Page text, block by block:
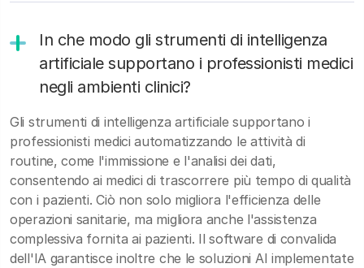
In che modo gli strumenti di intelligenza
artificiale supportano i professionisti medici
negli ambienti clinici?
Gli strumenti di intelligenza artificiale supportano i
professionisti medici automatizzando le attività di
routine, come l'immissione e l'analisi dei dati,
consentendo ai medici di trascorrere più tempo di qualità
con i pazienti. Ciò non solo migliora l'efficienza delle
operazioni sanitarie, ma migliora anche l'assistenza
complessiva fornita ai pazienti. Il software di convalida
dell'IA garantisce inoltre che le soluzioni AI implementate